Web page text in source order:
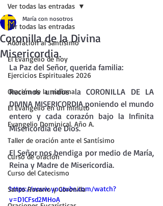
Ver todas las entradas
Adoración al Santísimo
El Evangelio de hoy
Ejercicios Espirituales 2026
Oración de la mañana
El Evangelio en un minuto
Evangelio Dominical. Año A.
Taller de oración ante el Santísimo
Curso de oración
Curso del Catecismo
Santo Rosario y Coronilla
Ver todas las entradas
Coronilla de la Divina
Misericordia.
María con nosotros
La Paz del Señor, querida familia:
Recemos unidos la CORONILLA DE LA
DIVINA MISERICORDIA poniendo el mundo
entero y cada corazón bajo la Infinita
Misericordia de Dios.
El Señor nos bendiga por medio de María,
Reina y Madre de Misericordia.
https://www.youtube.com/watch?
v=D1CFsd2MHoA